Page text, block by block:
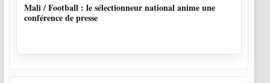
Mali / Football : le sélectionneur national anime une
conférence de presse